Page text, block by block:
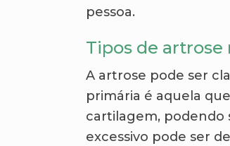
pessoa.
Tipos de artrose
A artrose pode ser
primária é aquela
cartilagem, podendo
excessivo pode ser